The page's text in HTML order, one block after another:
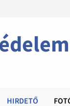
HIRDETŐ